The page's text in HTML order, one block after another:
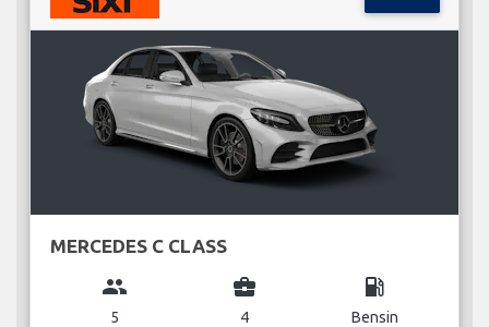
MERCEDES C CLASS
group
5
business_center
4
local_gas_station
Bensin